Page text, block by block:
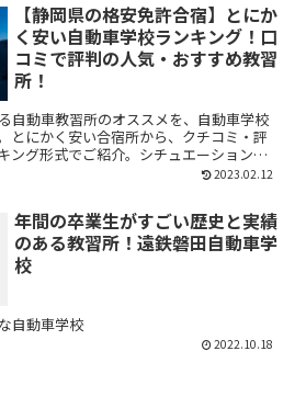
【静岡県の格安免許合宿】とにか
く安い自動車学校ランキング！口
コミで評判の人気・おすすめ教習
所！
自動車教習所のオススメを、自動車学校
とにかく安い合宿所から、クチコミ・評
ング形式でご紹介。シチュエーションに
2023.02.12
年間の卒業生がすごい歴史と実績
のある教習所！遠鉄磐田自動車学
校
自動車学校
2022.10.18